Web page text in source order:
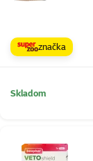
značka
Skladom